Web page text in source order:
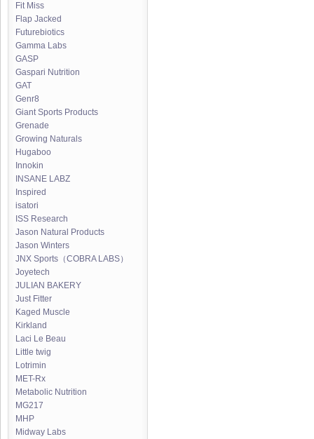
Fit Miss
Flap Jacked
Futurebiotics
Gamma Labs
GASP
Gaspari Nutrition
GAT
Genr8
Giant Sports Products
Grenade
Growing Naturals
Hugaboo
Innokin
INSANE LABZ
Inspired
isatori
ISS Research
Jason Natural Products
Jason Winters
JNX Sports（COBRA LABS）
Joyetech
JULIAN BAKERY
Just Fitter
Kaged Muscle
Kirkland
Laci Le Beau
Little twig
Lotrimin
MET-Rx
Metabolic Nutrition
MG217
MHP
Midway Labs